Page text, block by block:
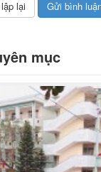
mục